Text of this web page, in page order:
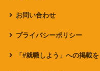
お問い合わせ
プライバシーポリシー
「#就職しよう」への掲載